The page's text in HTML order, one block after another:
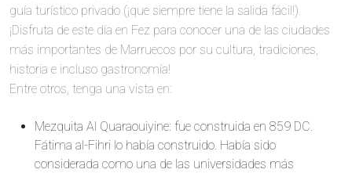
guía turístico privado (¡que siempre tiene la salida fácil!).
¡Disfruta de este día en Fez para conocer una de las ciudades
más importantes de Marruecos por su cultura, tradiciones,
historia e incluso gastronomía!
Entre otros, tenga una vista en:
Mezquita Al Quaraouiyine: fue construida en 859 DC.
Fátima al-Fihri lo había construido. Había sido
considerada como una de las universidades más